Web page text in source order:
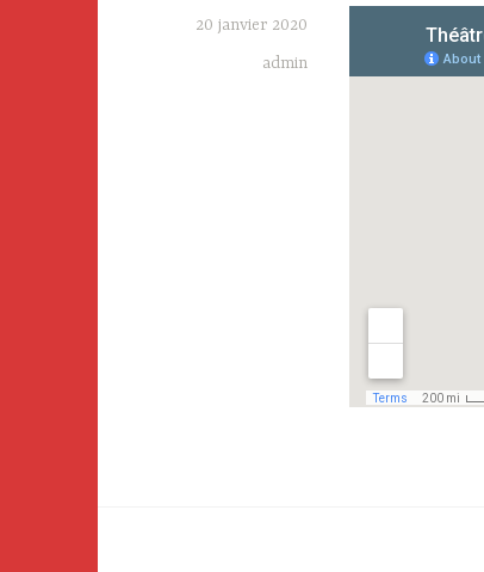
20 janvier 2020
admin